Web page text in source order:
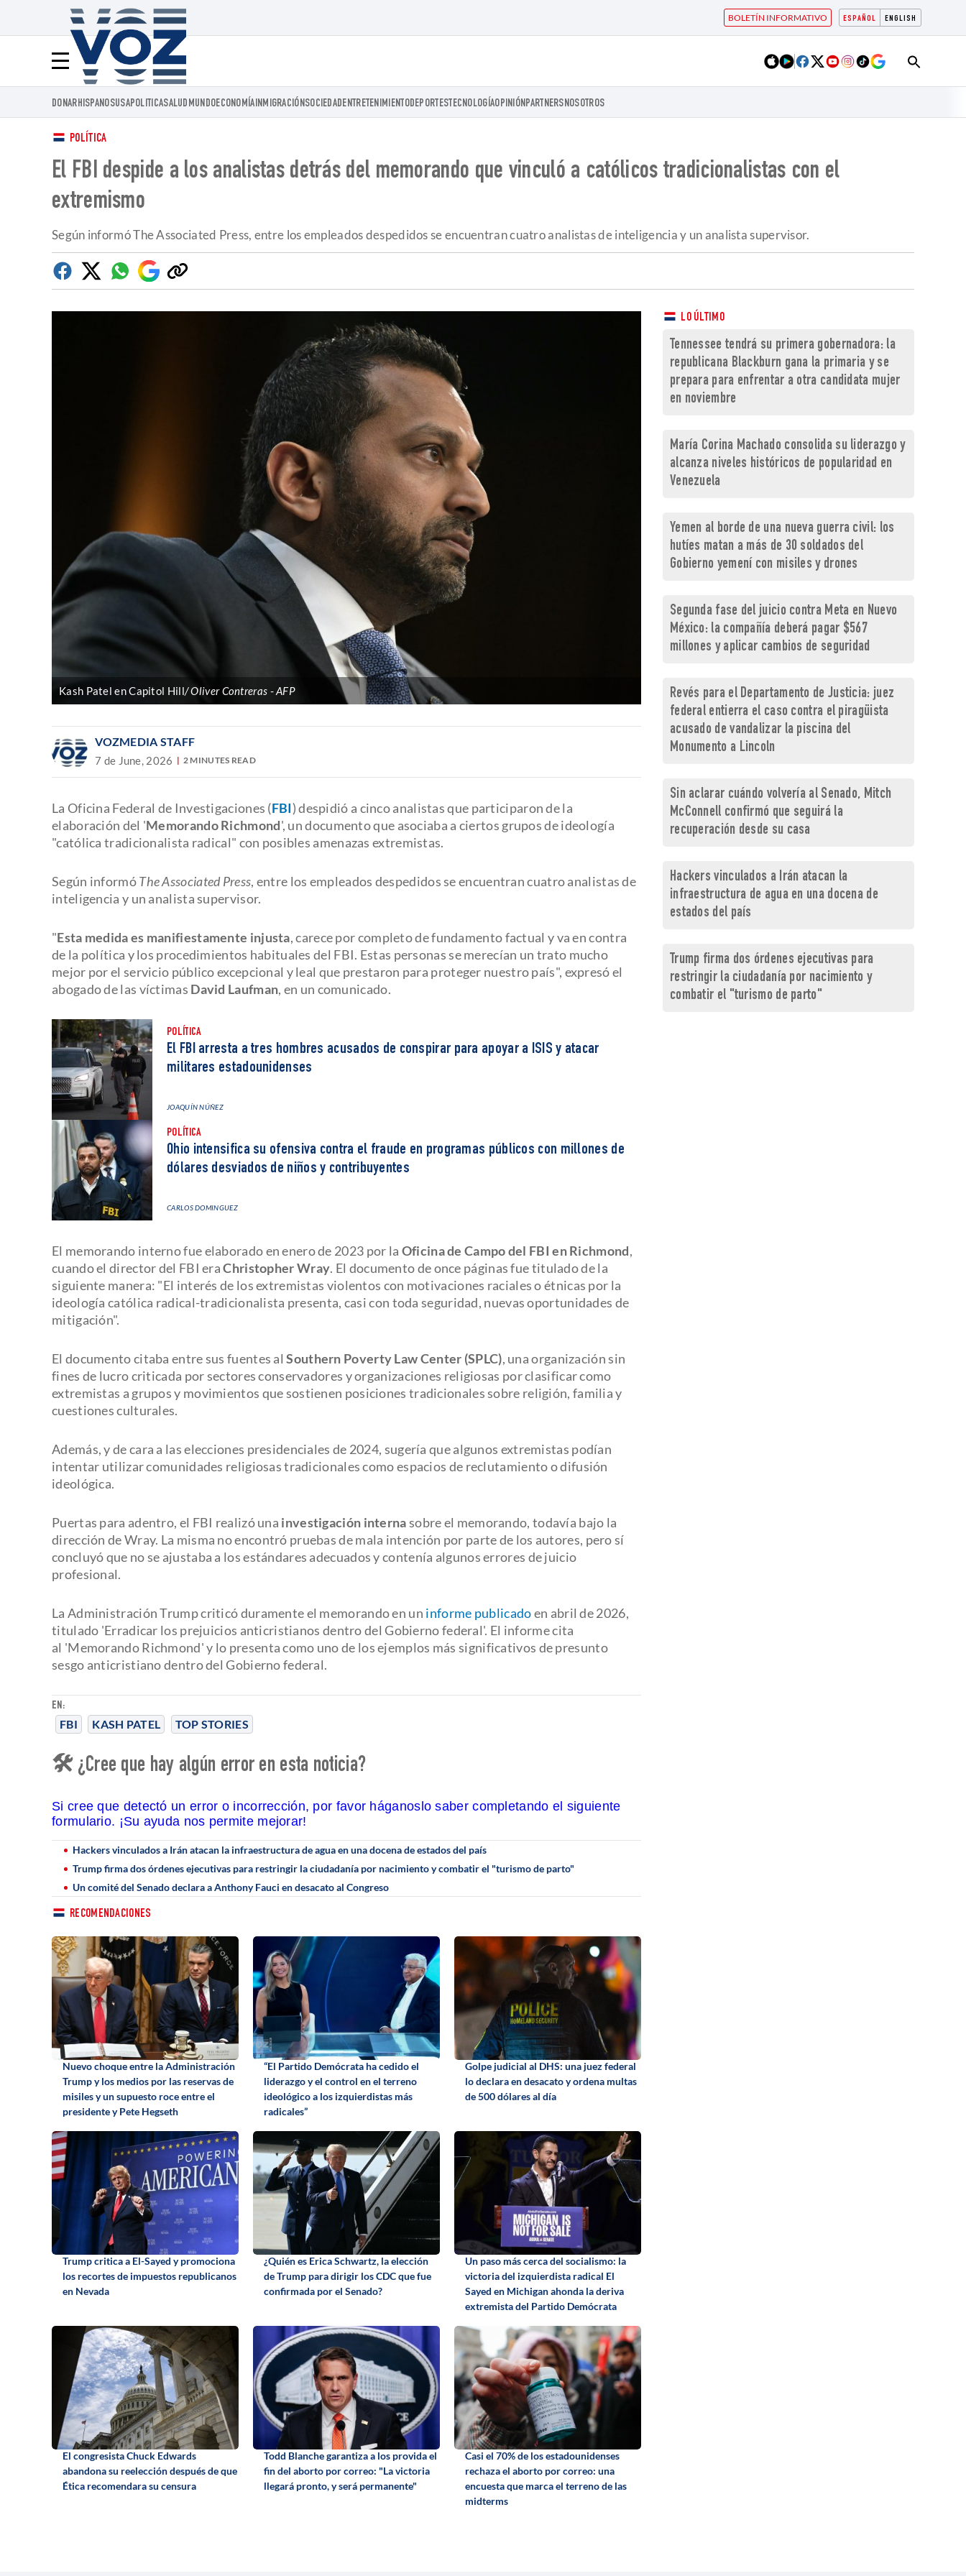
ESPAÑOL ENGLISH
BOLETÍN INFORMATIVO
Menú
Voz.us
DONARHISPANOSUSAPOLITICASALUD MUNDOECONOMÍAINMIGRACIÓNSOCIEDADENTRETENIMIENTODEPORTESTECNOLOGÍAOPINIÓNPARTNERSNOSOTROS
POLÍTICA
El FBI despide a los analistas detrás del memorando que vinculó a católicos tradicionalistas con el
extremismo
Según informó The Associated Press, entre los empleados despedidos se encuentran cuatro analistas de inteligencia y un analista supervisor.
Facebook
TwitterWhatsapp
Google
Discover
Copiar
enlace
Kash Patel en Capitol Hill/ Oliver Contreras AFP
VOZMEDIA STAFF
7 de June, 2026 2 MINUTES READ
EN:
FBI KASH PATEL TOP STORIES
La Oficina Federal de Investigaciones (FBI) despidió a cinco analistas que participaron de la
elaboración del 'Memorando Richmond', un documento que asociaba a ciertos grupos de ideología
"católica tradicionalista radical" con posibles amenazas extremistas.
Según informóThe Associated Press, entre los empleados despedidos se encuentran cuatro analistas de
inteligencia y un analista supervisor.
"Esta medida es manifiestamente injusta, carece por completo de fundamento factual y va en contra
de la política y los procedimientos habituales del FBI. Estas personas se merecían un trato mucho
mejor por el servicio público excepcional y leal que prestaron para proteger nuestro país", expresó el
abogado de las víctimas David Laufman, en un comunicado.
POLÍTICA
El FBI arresta a tres hombres acusados de conspirar para apoyar a ISIS y atacar
militares estadounidenses
JOAQUÍN NÚÑEZ
POLÍTICA
Ohio intensifica su ofensiva contra el fraude en programas públicos con millones de
dólares desviados de niños y contribuyentes
CARLOS DOMINGUEZ
El memorando interno fue elaborado en enero de 2023 por la Oficina de Campo del FBI en Richmond,
cuando el director del FBI eraChristopher Wray. El documento de once páginas fue titulado de la
siguiente manera: "El interés de los extremistas violentos con motivaciones raciales o étnicas por la
ideología católica radical-tradicionalista presenta, casi con toda seguridad, nuevas oportunidades de
mitigación".
El documento citaba entre sus fuentes al Southern Poverty Law Center (SPLC), una organización sin
fines de lucro criticada por sectores conservadores y organizaciones religiosas por clasificar como
extremistas a grupos y movimientos que sostienen posiciones tradicionales sobre religión, familia y
cuestiones culturales.
Además, y de cara a las elecciones presidenciales de 2024, sugería que algunos extremistas podían
intentar utilizar comunidades religiosas tradicionales como espacios de reclutamiento o difusión
ideológica.
Puertas para adentro, el FBI realizó una investigación internasobre el memorando, todavía bajo la
dirección de Wray. La misma no encontró pruebas de mala intención por parte de los autores, pero sí
concluyó que no se ajustaba a los estándares adecuados y contenía algunos errores de juicio
profesional.
La Administración Trump criticó duramente el memorando en un informe publicadoen abril de 2026,
titulado 'Erradicar los prejuicios anticristianos dentro del Gobierno federal'. El informe cita
al 'Memorando Richmond' y lo presenta como uno de los ejemplos más significativos de presunto
sesgo anticristiano dentro del Gobierno federal.
🛠 ¿Cree que hay algún error en esta noticia?
Si cree que detectó un error o incorrección, por favor háganoslo saber completando el siguiente
formulario. ¡Su ayuda nos permite mejorar!
Hackers vinculados a Irán atacan la infraestructura de agua en una docena de estados del país
Trump firma dos órdenes ejecutivas para restringir la ciudadanía por nacimiento y combatir el "turismo de parto"
Un comité del Senado declara a Anthony Fauci en desacato al Congreso
RECOMENDACIONES
Nuevo choque entre la Administración
Trump y los medios por las reservas de
misiles y un supuesto roce entre el
presidente y Pete Hegseth
“El Partido Demócrata ha cedido el
liderazgo y el control en el terreno
ideológico a los izquierdistas más
radicales”
Golpe judicial al DHS: una juez federal
lo declara en desacato y ordena multas
de 500 dólares al día
Trump critica a El-Sayed y promociona
los recortes de impuestos republicanos
en Nevada
¿Quién es Erica Schwartz, la elección
de Trump para dirigir los CDC que fue
confirmada por el Senado?
Un paso más cerca del socialismo: la
victoria del izquierdista radical El
Sayed en Michigan ahonda la deriva
extremista del Partido Demócrata
El congresista Chuck Edwards
abandona su reelección después de que
Ética recomendara su censura
Todd Blanche garantiza a los provida el
fin del aborto por correo: "La victoria
llegará pronto, y será permanente"
Casi el 70% de los estadounidenses
rechaza el aborto por correo: una
encuesta que marca el terreno de las
midterms
LO ÚLTIMO
Tennessee tendrá su primera gobernadora: la
republicana Blackburn gana la primaria y se
prepara para enfrentar a otra candidata mujer
en noviembre
María Corina Machado consolida su liderazgo y
alcanza niveles históricos de popularidad en
Venezuela
Yemen al borde de una nueva guerra civil: los
hutíes matan a más de 30 soldados del
Gobierno yemení con misiles y drones
Segunda fase del juicio contra Meta en Nuevo
México: la compañía deberá pagar $567
millones y aplicar cambios de seguridad
Revés para el Departamento de Justicia: juez
federal entierra el caso contra el piragüista
acusado de vandalizar la piscina del
Monumento a Lincoln
Sin aclarar cuándo volvería al Senado, Mitch
McConnell confirmó que seguirá la
recuperación desde su casa
Hackers vinculados a Irán atacan la
infraestructura de agua en una docena de
estados del país
Trump firma dos órdenes ejecutivas para
restringir la ciudadanía por nacimiento y
combatir el "turismo de parto"